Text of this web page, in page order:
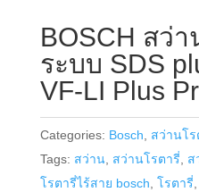
BOSCH สว่า
ระบบ SDS
VF-LI Plus
Categories: Bosch, สว่านโร
Tags: สว่าน, สว่านโรตารี่, ส
โรตารี่ไร้สาย bosch, โรตารี่,